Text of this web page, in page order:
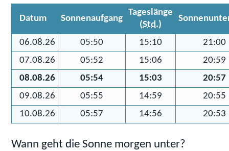
Datum Sonnenaufgang
Tageslänge
(Std.)
06.08.26 05:50 15:10
21:00
07.08.26
05:52 15:06
20:59
08.08.26
05:54 15:03
20:57
09.08.26
05:55 14:59
20:55
10.08.26
05:57 14:56 20:53
Wann geht die Sonne morgen unter?